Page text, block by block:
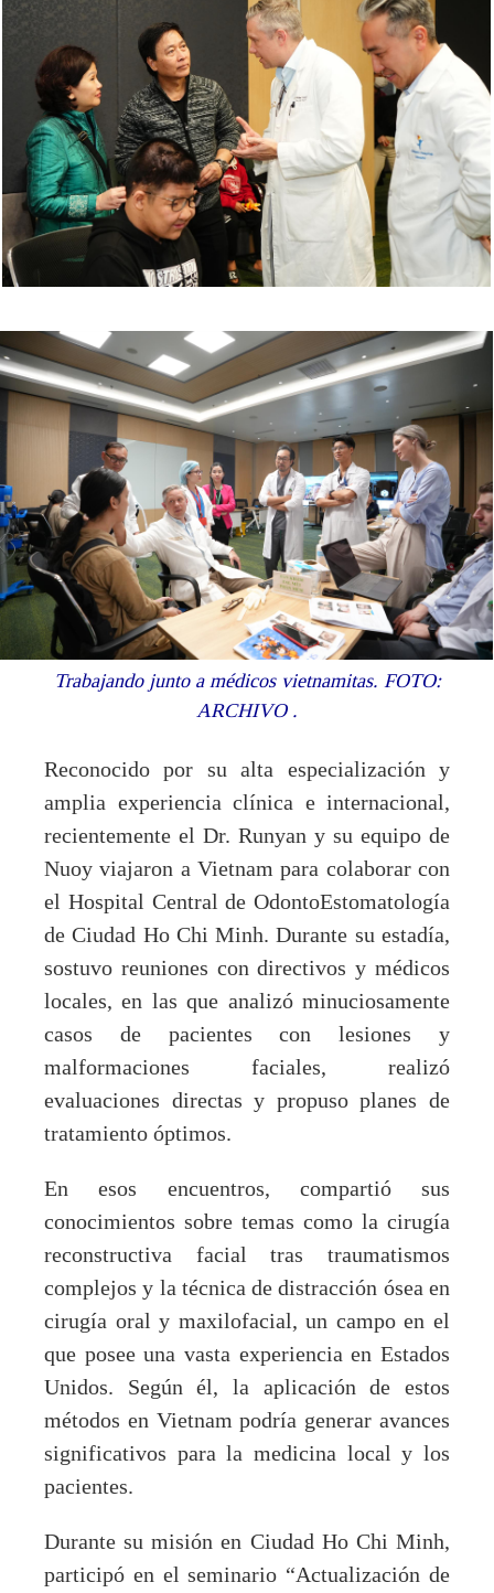
Trabajando junto a médicos vietnamitas. FOTO:
ARCHIVO.
Reconocido por su alta especialización y
amplia experiencia clínica e internacional,
recientemente el Dr. Runyan y su equipo de
Nuoy viajaron a Vietnam para colaborar con
el Hospital Central de OdontoEstomatología
de Ciudad Ho Chi Minh. Durante su estadía,
sostuvo reuniones con directivos y médicos
locales, en las que analizó minuciosamente
casos de pacientes con lesiones y
malformaciones faciales, realizó
evaluaciones directas y propuso planes de
tratamiento óptimos.
En esos encuentros, compartió sus
conocimientos sobre temas como la cirugía
reconstructiva facial tras traumatismos
complejos y la técnica de distracción ósea en
cirugía oral y maxilofacial, un campo en el
que posee una vasta experiencia en Estados
Unidos. Según él, la aplicación de estos
métodos en Vietnam podría generar avances
significativos para la medicina local y los
pacientes.
Durante su misión en Ciudad Ho Chi Minh,
participó en el seminario “Actualización de